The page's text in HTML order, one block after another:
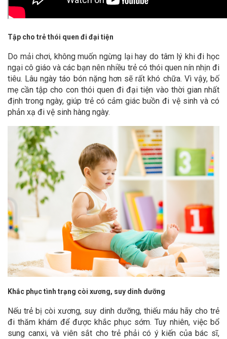
Tập cho trẻ thói quen đi đại tiện
Do mải chơi, không muốn ngừng lại hay do tâm lý khi đi học
ngại cô giáo và các bạn nên nhiều trẻ có thói quen nín nhịn đi
tiêu. Lâu ngày táo bón nặng hơn sẽ rất khó chữa. Vì vậy, bố
mẹ cần tập cho con thói quen đi đại tiện vào thời gian nhất
định trong ngày, giúp trẻ có cảm giác buồn đi vệ sinh và có
phản xạ đi vệ sinh hàng ngày.
Khắc phục tình trạng còi xương, suy dinh dưỡng
Nếu trẻ bị còi xương, suy dinh dưỡng, thiếu máu hãy cho trẻ
đi thăm khám để được khắc phục sớm. Tuy nhiên, việc bổ
sung canxi, và viên sắt cho trẻ phải có ý kiến của bác sĩ,